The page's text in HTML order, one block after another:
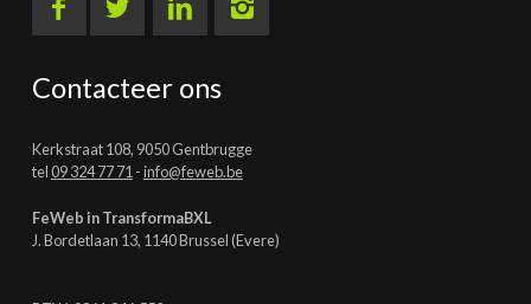
Contacteer ons
Kerkstraat 108, 9050 Gentbrugge
tel09 324 77 71-info@feweb.be
FeWeb in TransformaBXL
J. Bordetlaan 13, 1140 Brussel (Evere)